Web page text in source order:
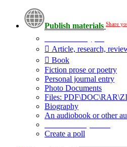
Publish materials Share
Article, research,
Book
Fiction prose or poetry
Personal journal entry
Photo Documents
Files:
Biography
An audiobook or other
Create a poll